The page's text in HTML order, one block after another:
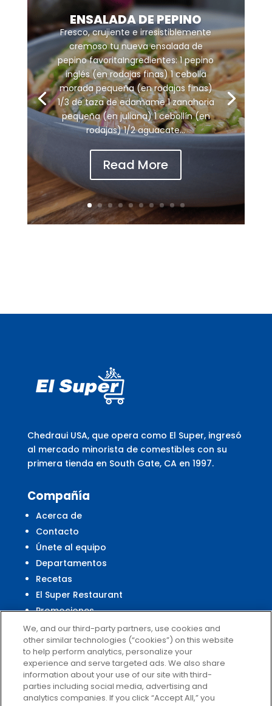
ENSALADA DE PEPINO
Fresco, crujiente e irresistiblemente
cremoso tu nueva ensalada de
pepino favoritaIngredientes: 1 pepino
inglés (en rodajas finas) 1 cebolla
morada pequeña (en rodajas finas)
1/3 de taza de edamame 1 zanahoria
pequeña (en juliana) 1 cebollín (en
rodajas) 1/2 aguacate...
Read More
Chedraui USA, que opera como El Super, ingresó
al mercado minorista de comestibles con su
primera tienda en South Gate, CA en 1997.
Compañía
Acerca de
Contacto
Únete al equipo
Departamentos
Recetas
El Super Restaurant
Promociones
Centro Financiero El Super
Servicio al Cliente
Ayuda
Políticas de privacidad
We, and our third-party partners, use cookies and
other similar technologies (“cookies”) on this website
to help perform analytics, personalize your
experience and serve targeted ads. We also share
information about your use of our site with third-
parties including social media, advertising and
analytics companies. If you click “Accept All,” you